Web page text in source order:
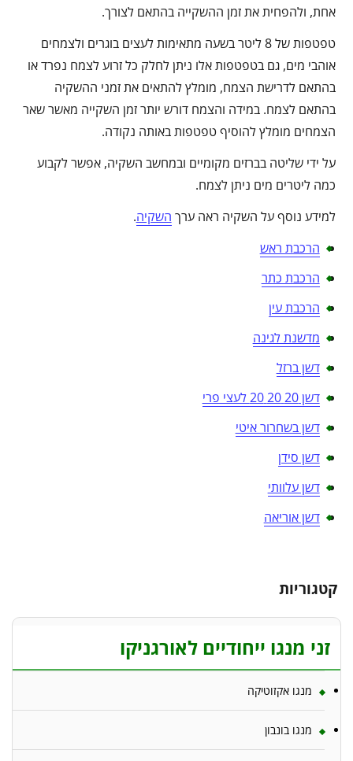
אחת, ולהפחית את זמן ההשקייה בהתאם לצורך.
טפטפות של 8 ליטר בשעה מתאימות לעצים בוגרים ולצמחים
אוהבי מים, גם בטפטפות אלו ניתן לחלק כל זרוע לצמח נפרד או
בהתאם לדרישת הצמח, מומלץ להתאים את זמני ההשקיה
בהתאם לצמח. במידה והצמח דורש יותר זמן השקייה מאשר שאר
הצמחים מומלץ להוסיף טפטפות באותה נקודה.
על ידי שליטה בברזים מקומיים ובמחשב השקיה, אפשר לקבוע
כמה ליטרים מים ניתן לצמח.
למידע נוסף על השקיה ראה ערך השקיה.
הרכבת ראש
הרכבת כתר
הרכבת עין
מדשנת לגינה
דשן ברזל
דשן 20 20 20 לעצי פרי
דשן בשחרור איטי
דשן סידן
דשן עלוותי
דשן אוריאה
קטגוריות
זני מנגו ייחודיים לאורגניקו
מנגו אקזוטיקה
מנגו בונבון